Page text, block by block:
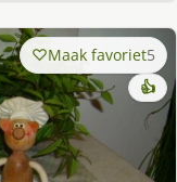
Maak favoriet5
👍